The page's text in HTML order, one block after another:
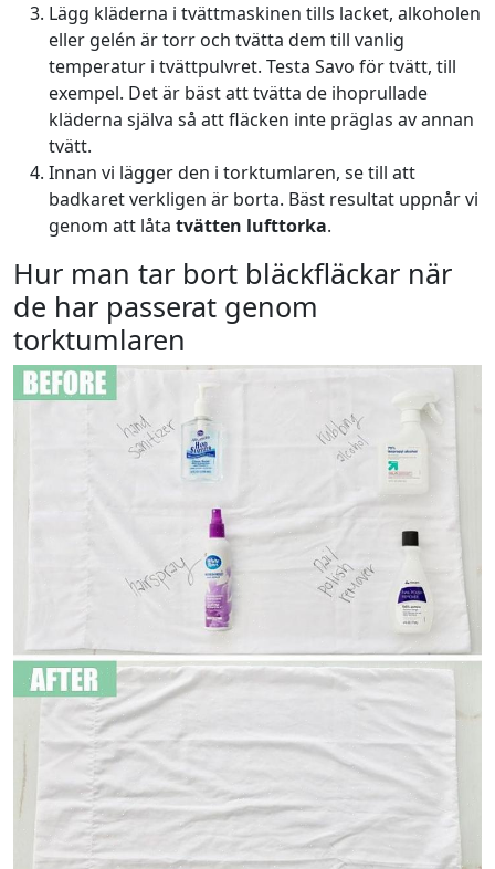
Lägg kläderna i tvättmaskinen tills lacket, alkoholen
eller gelén är torr och tvätta dem till vanlig
temperatur i tvättpulvret. Testa Savo för tvätt, till
exempel. Det är bäst att tvätta de ihoprullade
kläderna själva så att fläcken inte präglas av annan
tvätt.
Innan vi lägger den i torktumlaren, se till att
badkaret verkligen är borta. Bäst resultat uppnår vi
genom att låta tvätten lufttorka.
Hur man tar bort bläckfläckar när
de har passerat genom
torktumlaren